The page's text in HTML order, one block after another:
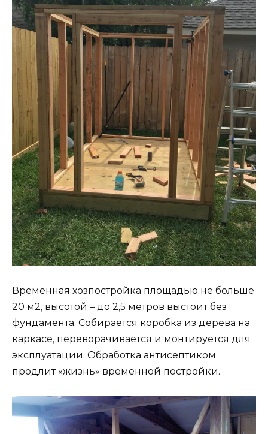
Временная хозпостройка площадью не больше
20 м2, высотой – до 2,5 метров выстоит без
фундамента. Собирается коробка из дерева на
каркасе, переворачивается и монтируется для
эксплуатации. Обработка антисептиком
продлит «жизнь» временной постройки.